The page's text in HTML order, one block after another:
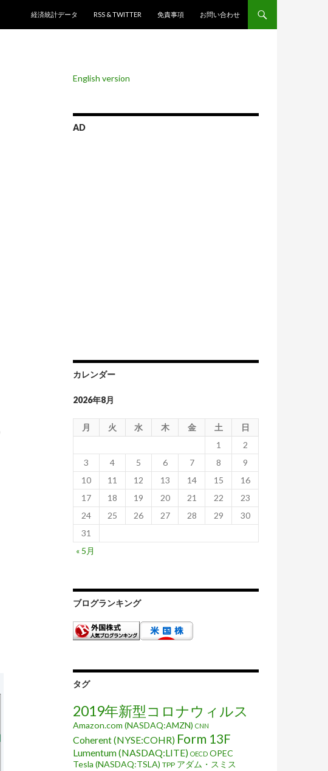
経済統計データ
RSS & TWITTER 免責事項 お問い合わせ
English version
AD
カレンダー
2026年8月
月 火 水 木 金 土
日
1
2
3
4 5 6 7 8
9
10
11 12 13 14 15
16
17
18 19 20 21 22
23
24
25 26 27 28 29
30
31
« 5月
ブログランキング
タグ
2019年新型コロナウィルス
Amazon.com (NASDAQ:AMZN) CNN
Coherent (NYSE:COHR) Form 13F
Lumentum (NASDAQ:LITE) OECD OPEC
Tesla (NASDAQ:TSLA) TPP アダム・スミス